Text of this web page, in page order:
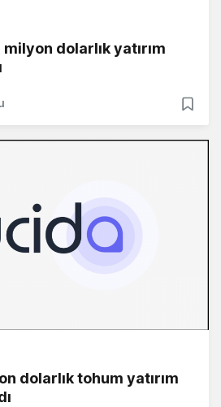
dolarlık yatırım
dolarlık tohum yatırım